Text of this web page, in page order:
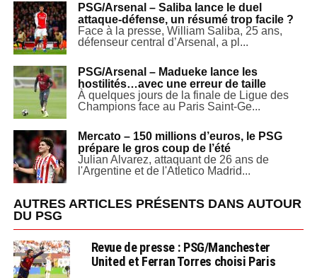
PSG/Arsenal – Saliba lance le duel
attaque-défense, un résumé trop facile ?
Face à la presse, William Saliba, 25 ans,
défenseur central d’Arsenal, a pl...
PSG/Arsenal – Madueke lance les
hostilités…avec une erreur de taille
À quelques jours de la finale de Ligue des
Champions face au Paris Saint-Ge...
Mercato – 150 millions d’euros, le PSG
prépare le gros coup de l’été
Julian Alvarez, attaquant de 26 ans de
l'Argentine et de l'Atletico Madrid...
AUTRES ARTICLES PRÉSENTS DANS AUTOUR
DU PSG
Revue de presse : PSG/Manchester
United et Ferran Torres choisi Paris